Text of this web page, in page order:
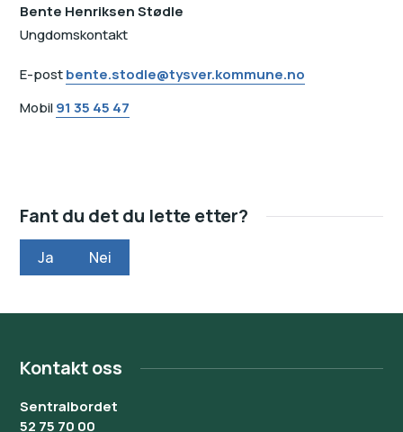
Bente Henriksen Stødle
Ungdomskontakt
E-postbente.stodle@tysver.kommune.no
Mobil91 35 45 47
Fant du det du lette etter?
Ja Nei
Kontakt oss
Sentralbordet
52 75 70 00